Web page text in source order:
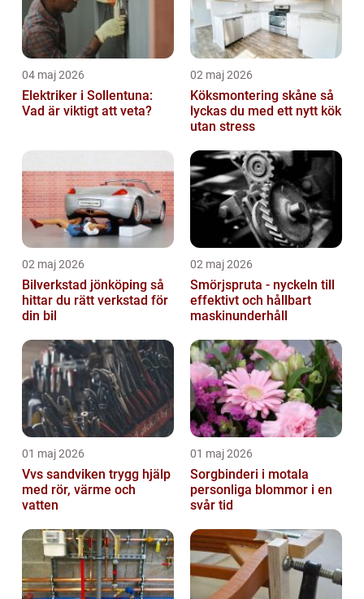
04 maj 2026
Elektriker i Sollentuna:
Vad är viktigt att veta?
02 maj 2026
Köksmontering skåne så
lyckas du med ett nytt kök
utan stress
02 maj 2026
Bilverkstad jönköping så
hittar du rätt verkstad för
din bil
02 maj 2026
Smörjspruta - nyckeln till
effektivt och hållbart
maskinunderhåll
01 maj 2026
Vvs sandviken trygg hjälp
med rör, värme och
vatten
01 maj 2026
Sorgbinderi i motala
personliga blommor i en
svår tid